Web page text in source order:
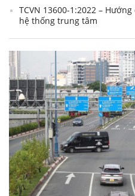
TCVN 13600-1:2022 –
hệ thống trung tâm